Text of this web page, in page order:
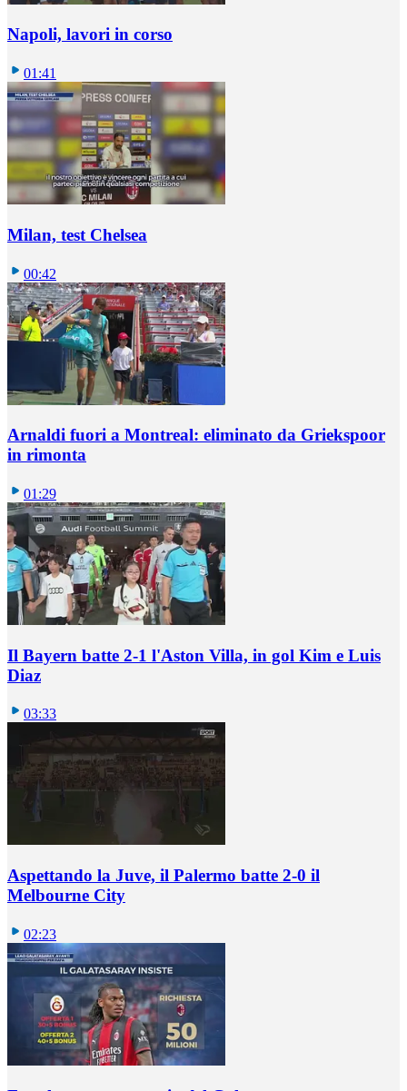
Napoli, lavori in corso
01:41
Milan, test Chelsea
00:42
Arnaldi fuori a Montreal: eliminato da Griekspoor
in rimonta
01:29
Il Bayern batte 2-1 l'Aston Villa, in gol Kim e Luis
Diaz
03:33
Aspettando la Juve, il Palermo batte 2-0 il
Melbourne City
02:23